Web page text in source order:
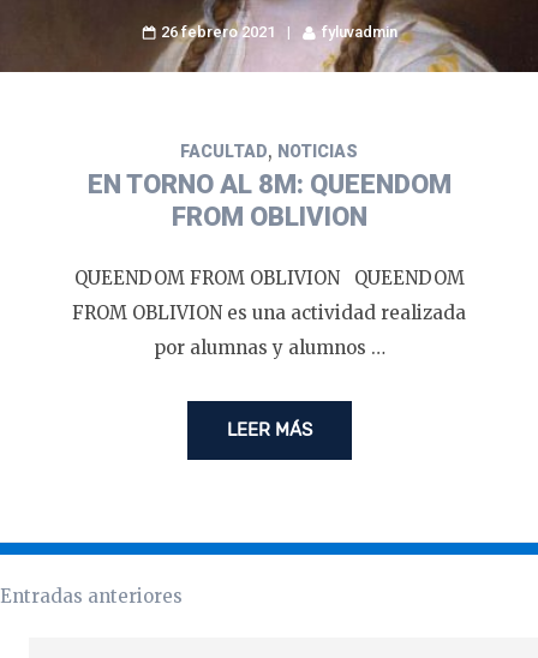
26 febrero 2021 fyluvadmin
FACULTAD, NOTICIAS
EN TORNO AL 8M: QUEENDOM
FROM OBLIVION
QUEENDOM FROM OBLIVION QUEENDOM
FROM OBLIVION es una actividad realizada
por alumnas y alumnos …
LEER MÁS
Entradas anteriores